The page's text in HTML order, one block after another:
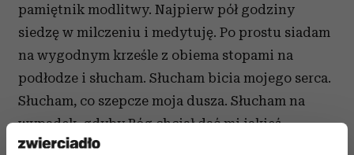
pamiętnik modlitwy. Najpierw pół godziny
siedzę w milczeniu i medytuję. Po prostu siadam
na wygodnym krześle z obiema stopami na
podłodze i słucham. Słucham bicia mojego serca.
Słucham, co szepcze moja dusza. Słucham na
wypadek, gdyby Bóg chciał dać mi jakieś
wskazówki na ten dzień.